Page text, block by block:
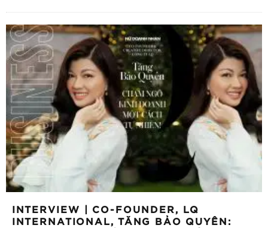
INTERVIEW | CO-FOUNDER, LQ
INTERNATIONAL, TĂNG BẢO QUYÊN: